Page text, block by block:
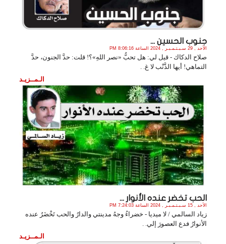
جنوب الحسين ...
الأحد , 29 سـبـتـمـبـر , 2024 الساعة 8:06:16 PM
صلاح الدكاك - قيل لي: هل تحبُّ «نصر اللهِ»؟! قلت: حدَّ الجنون، حدَّ
التماهي! أيها الذَّنْب لا غ. .
الـمــزيـد
الحب تخضر عنده الأنوار ...
الأحد , 15 سـبـتـمـبـر , 2024 الساعة 7:24:03 PM
زياد السالمي / لا ميديا - خضراءُ وجهُ مدينتي والدارُ والحب تَخْضَرُ عنده
الأنوارُ فدع العصورَ إلي. .
الـمــزيـد